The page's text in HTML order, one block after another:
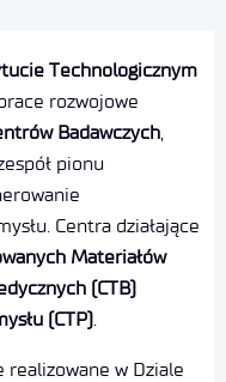
Technologicznym
rozwojowe
Badawczych,
pionu
Centra działające
Materiałów
(CTB)
(CTP).
w Dziale